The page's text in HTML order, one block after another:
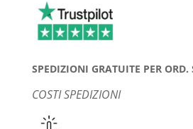
SPEDIZIONI GRATUITE PER ORD.
COSTI SPEDIZIONI